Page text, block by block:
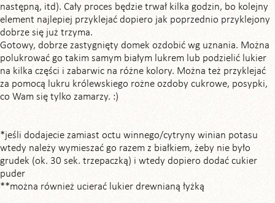
następną, itd). Cały proces będzie trwał kilka godzin, bo kolejny
element najlepiej przyklejać dopiero jak poprzednio przyklejony
dobrze się już trzyma.
Gotowy, dobrze zastygnięty domek ozdobić wg uznania. Można
polukrować go takim samym białym lukrem lub podzielić lukier
na kilka części i zabarwic na różne kolory. Można też przyklejać
za pomocą lukru królewskiego rożne ozdoby cukrowe, posypki,
co Wam się tylko zamarzy. :)
*jeśli dodajecie zamiast octu winnego/cytryny winian potasu
wtedy należy wymieszać go razem z białkiem, żeby nie było
grudek (ok. 30 sek. trzepaczką) i wtedy dopiero dodać cukier
puder
**można również ucierać lukier drewnianą łyżką